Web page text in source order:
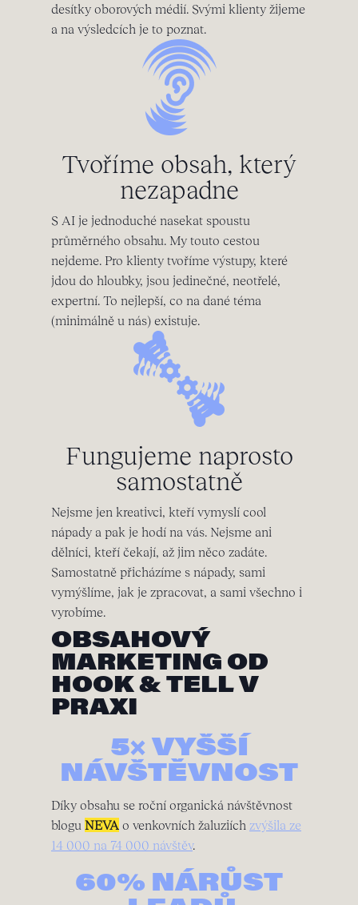
desítky oborových médií. Svými klienty žijeme
a na výsledcích je to poznat.
Tvoříme obsah, který
nezapadne
S AI je jednoduché nasekat spoustu
průměrného obsahu. My touto cestou
nejdeme. Pro klienty tvoříme výstupy, které
jdou do hloubky, jsou jedinečné, neotřelé,
expertní. To nejlepší, co na dané téma
(minimálně u nás) existuje.
Fungujeme naprosto
samostatně
Nejsme jen kreativci, kteří vymyslí cool
nápady a pak je hodí na vás. Nejsme ani
dělníci, kteří čekají, až jim něco zadáte.
Samostatně přicházíme s nápady, sami
vymýšlíme, jak je zpracovat, a sami všechno i
vyrobíme.
OBSAHOVÝ
MARKETING OD
HOOK & TELL V
PRAXI
5× VYŠŠÍ
NÁVŠTĚVNOST
Díky obsahu se roční organická návštěvnost
blogu NEVA o venkovních žaluziích zvýšila ze
14 000 na 74 000 návštěv.
60% NÁRŮST